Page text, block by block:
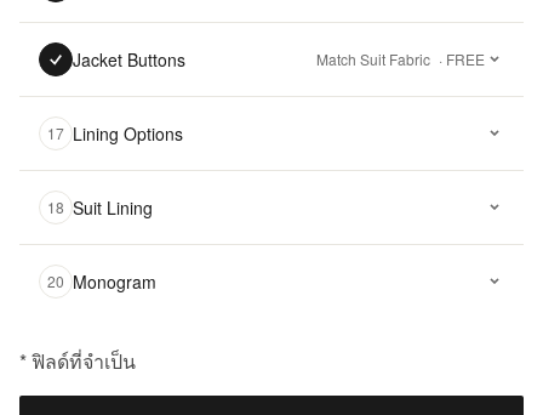
Jacket Buttons Match Suit Fabric · FREE
17 Lining Options
18 Suit Lining
20 Monogram
* ฟิลด์ที่จำเป็น
฿